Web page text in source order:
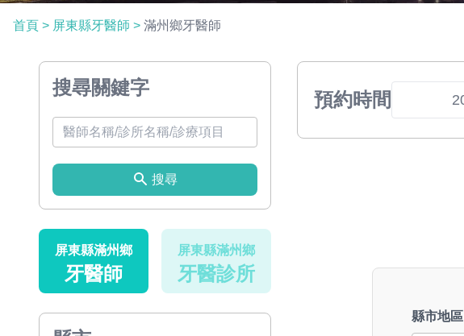
首頁 > 屏東縣牙醫師 > 滿州鄉牙醫師
搜尋關鍵字
搜尋
屏東縣滿州鄉
牙醫師
屏東縣滿州鄉
牙醫診所
預約時間
縣市地區